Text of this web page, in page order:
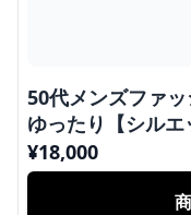
50代メンズファ
ゆったり【シルエ
¥18,000